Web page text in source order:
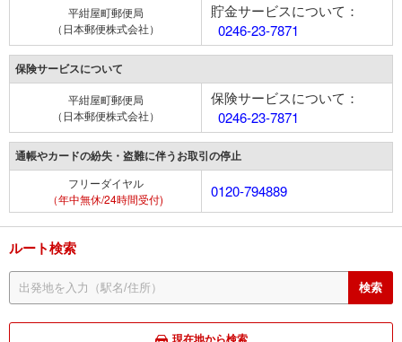
平紺屋町郵便局
（日本郵便株式会社）
貯金サービスについて：
0246-23-7871
保険サービスについて
平紺屋町郵便局
（日本郵便株式会社）
保険サービスについて：
0246-23-7871
通帳やカードの紛失・盗難に伴うお取引の停止
フリーダイヤル
（年中無休/24時間受付)
0120-794889
ルート検索
現在地から検索